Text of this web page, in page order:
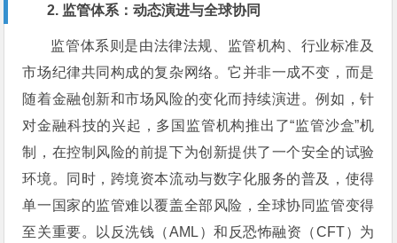
2. 监管体系：动态演进与全球协同
监管体系则是由法律法规、监管机构、行业标准及
市场纪律共同构成的复杂网络。它并非一成不变，而是
随着金融创新和市场风险的变化而持续演进。例如，针
对金融科技的兴起，多国监管机构推出了“监管沙盒”机
制，在控制风险的前提下为创新提供了一个安全的试验
环境。同时，跨境资本流动与数字化服务的普及，使得
单一国家的监管难以覆盖全部风险，全球协同监管变得
至关重要。以反洗钱（AML）和反恐怖融资（CFT）为